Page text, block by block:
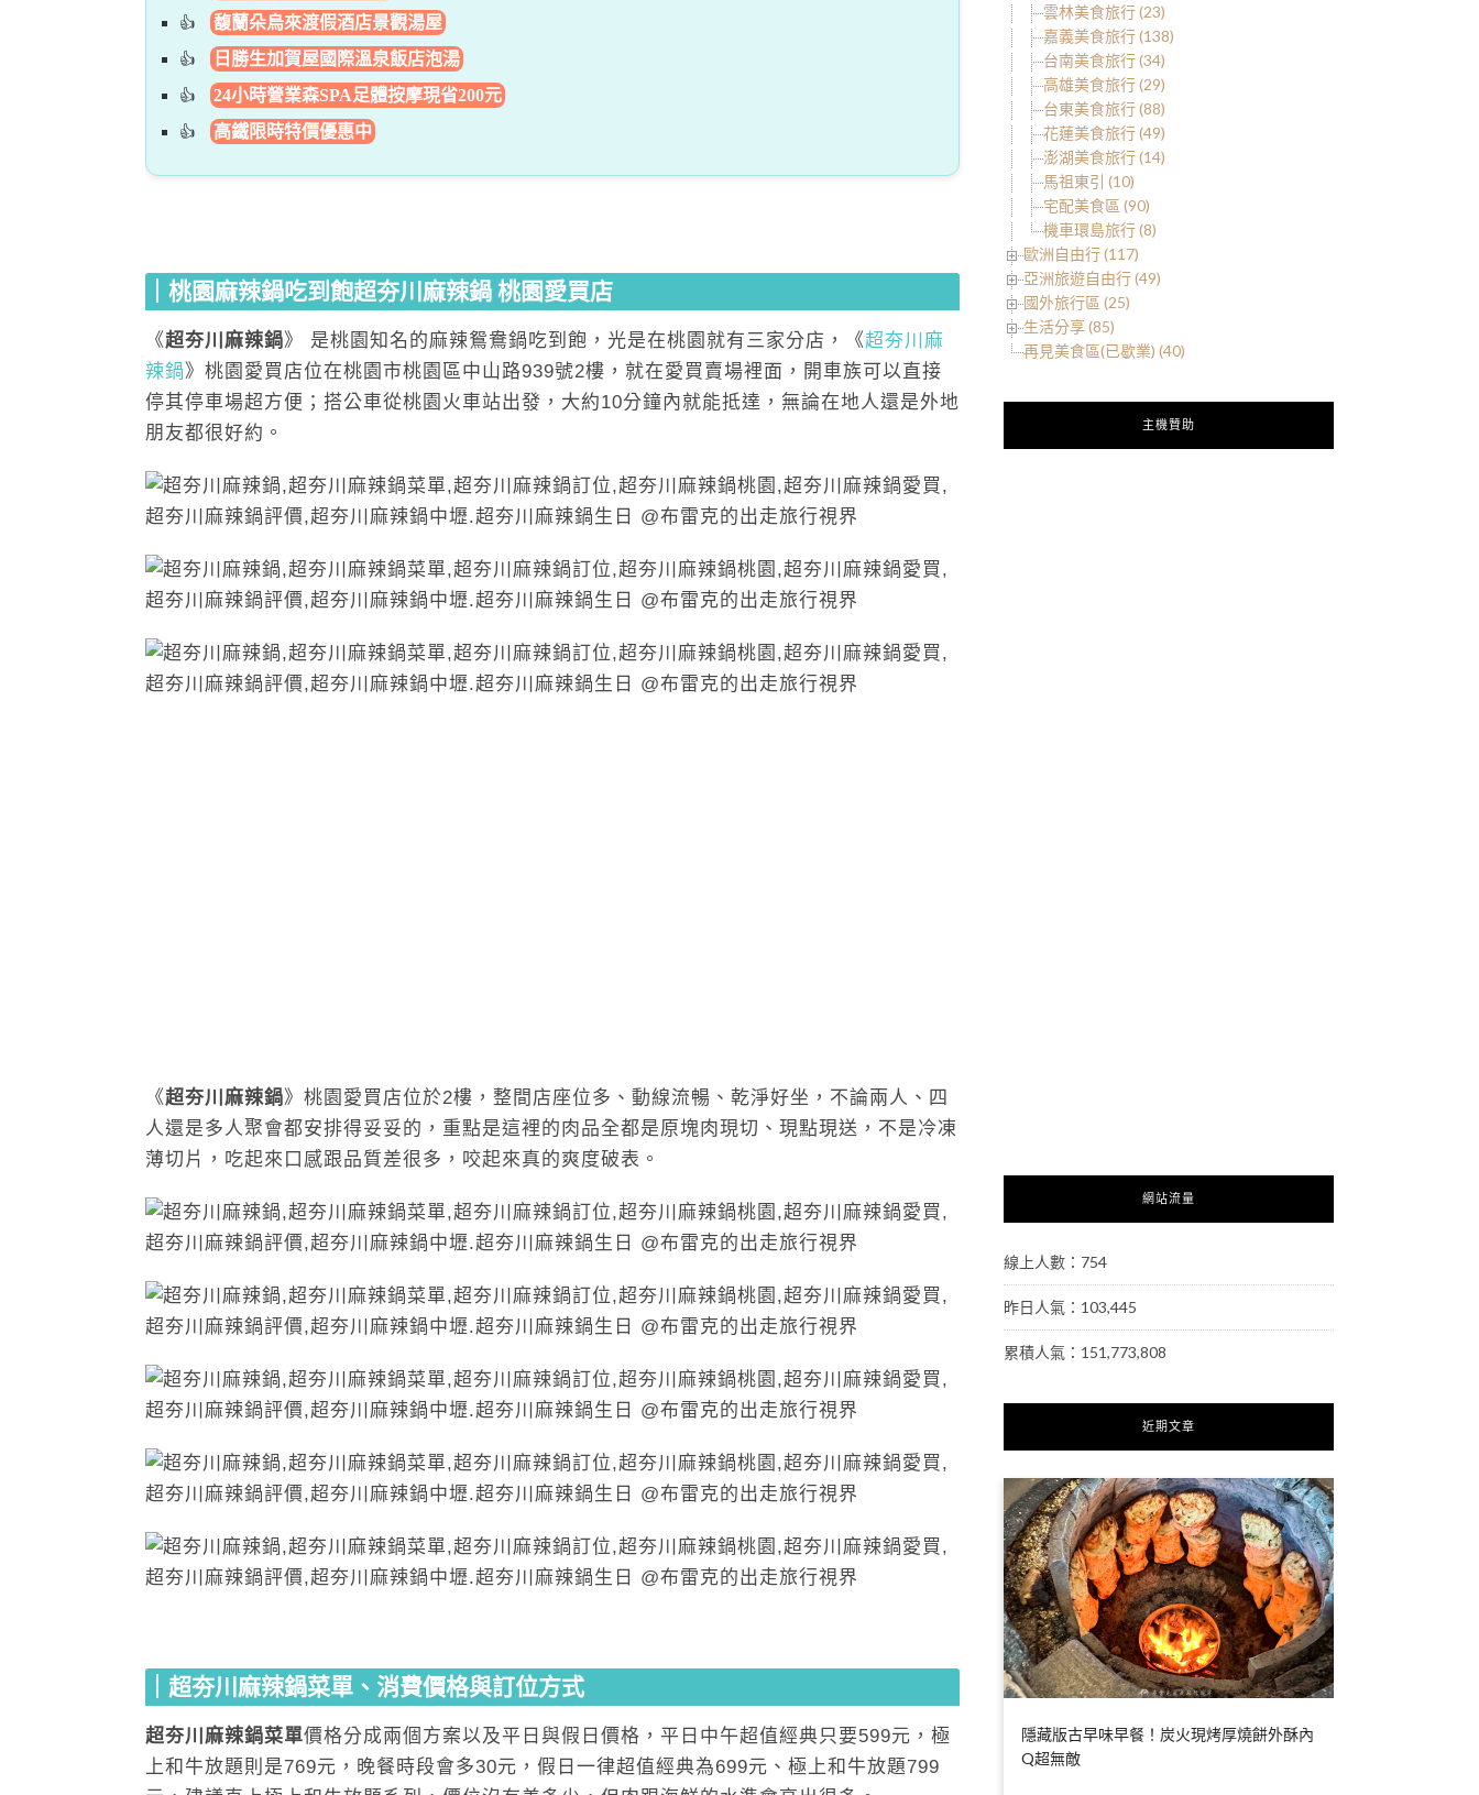
馥蘭朵烏來渡假酒店景觀湯屋
日勝生加賀屋國際溫泉飯店泡湯
24小時營業森SPA足體按摩現省200元
高鐵限時特價優惠中
｜桃園麻辣鍋吃到飽超夯川麻辣鍋 桃園愛買店
《超夯川麻辣鍋》 是桃園知名的麻辣鴛鴦鍋吃到飽，光是在桃園就有三家分店，《超夯川麻
辣鍋》桃園愛買店位在桃園市桃園區中山路939號2樓，就在愛買賣場裡面，開車族可以直接
停其停車場超方便；搭公車從桃園火車站出發，大約10分鐘內就能抵達，無論在地人還是外地
朋友都很好約。
《超夯川麻辣鍋》桃園愛買店位於2樓，整間店座位多、動線流暢、乾淨好坐，不論兩人、四
人還是多人聚會都安排得妥妥的，重點是這裡的肉品全都是原塊肉現切、現點現送，不是冷凍
薄切片，吃起來口感跟品質差很多，咬起來真的爽度破表。
｜超夯川麻辣鍋菜單、消費價格與訂位方式
超夯川麻辣鍋菜單價格分成兩個方案以及平日與假日價格，平日中午超值經典只要599元，極
上和牛放題則是769元，晚餐時段會多30元，假日一律超值經典為699元、極上和牛放題799
雲林美食旅行 (23)
嘉義美食旅行 (138)
台南美食旅行 (34)
高雄美食旅行 (29)
台東美食旅行 (88)
花蓮美食旅行 (49)
澎湖美食旅行 (14)
馬祖東引 (10)
宅配美食區 (90)
機車環島旅行 (8)
歐洲自由行 (117)
亞洲旅遊自由行 (49)
國外旅行區 (25)
生活分享 (85)
再見美食區(已歇業) (40)
主機贊助
網站流量
線上人數：754
昨日人氣：103,445
累積人氣：151,773,808
近期文章
隱藏版古早味早餐！炭火現烤厚燒餅外酥內
Q超無敵